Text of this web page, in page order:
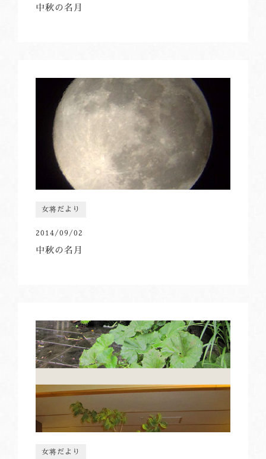
中秋の名月
女将だより
2014/09/02
中秋の名月
女将だより